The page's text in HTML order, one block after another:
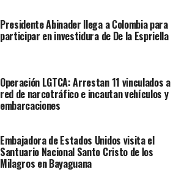
Presidente Abinader llega a Colombia para
participar en investidura de De la Espriella
Operación LGTCA: Arrestan 11 vinculados a
red de narcotráfico e incautan vehículos y
embarcaciones
Embajadora de Estados Unidos visita el
Santuario Nacional Santo Cristo de los
Milagros en Bayaguana